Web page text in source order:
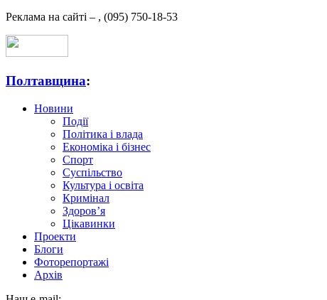
Реклама на сайті – , (095) 750-18-53
Полтавщина:
Новини
Події
Політика і влада
Економіка і бізнес
Спорт
Суспільство
Культура і освіта
Кримінал
Здоров’я
Цікавинки
Проекти
Блоги
Фоторепортажі
Архів